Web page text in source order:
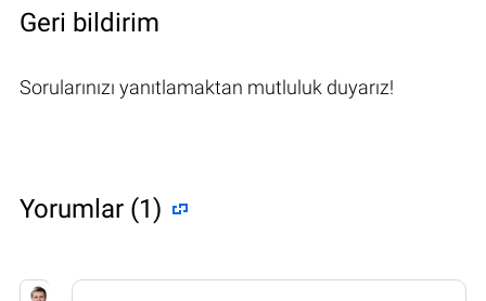
Geri bildirim
Sorularınızı yanıtlamaktan mutluluk duyarız!
Yorumlar (1)